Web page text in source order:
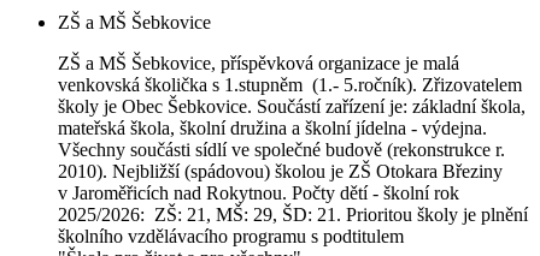
ZŠ a MŠ Šebkovice
ZŠ a MŠ Šebkovice, příspěvková organizace je malá
venkovská školička s 1.stupněm (1.- 5.ročník). Zřizovatelem
školy je Obec Šebkovice. Součástí zařízení je: základní škola,
mateřská škola, školní družina a školní jídelna - výdejna.
Všechny součásti sídlí ve společné budově (rekonstrukce r.
2010). Nejbližší (spádovou) školou je ZŠ Otokara Březiny
v Jaroměřicích nad Rokytnou. Počty dětí - školní rok
2025/2026: ZŠ: 21, MŠ: 29, ŠD: 21. Prioritou školy je plnění
školního vzdělávacího programu s podtitulem